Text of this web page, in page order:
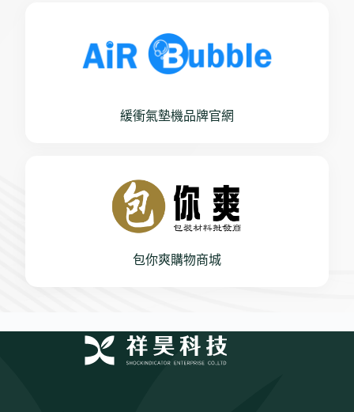
緩衝氣墊機品牌官網
包你爽購物商城